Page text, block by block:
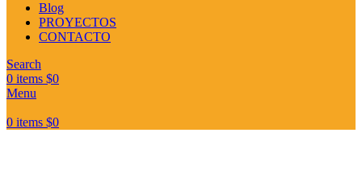
Blog
PROYECTOS
CONTACTO
Search
0 items $0
Menu
0 items $0